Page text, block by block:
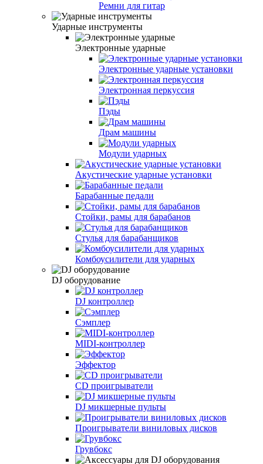
Ремни для гитар
Ударные инструменты
Электронные ударные
Электронные ударные установки
Электронная перкуссия
Пэды
Драм машины
Модули ударных
Акустические ударные установки
Барабанные педали
Стойки, рамы для барабанов
Стулья для барабанщиков
Комбоусилители для ударных
DJ оборудование
DJ контроллер
Сэмплер
MIDI-контроллер
Эффектор
CD проигрыватели
DJ микшерные пульты
Проигрыватели виниловых дисков
Грувбокс